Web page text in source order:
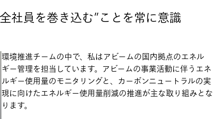
社員を巻き込む”ことを常に意識
環境推進チームの中で、私はアビームの国内拠点のエネル
ギー管理を担当しています。アビームの事業活動に伴うエネ
ルギー使用量のモニタリングと、カーボンニュートラルの実
現に向けたエネルギー使用量削減の推進が主な取り組みとな
ります。